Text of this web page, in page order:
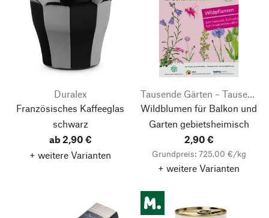
Duralex
Französisches Kaffeeglas
schwarz
ab 2,90 €
+ weitere Varianten
Tausende Gärten – Tausende Arten
Wildblumen für Balkon und
Garten gebietsheimisch
2,90 €
Grundpreis: 725,00 €/kg
+ weitere Varianten